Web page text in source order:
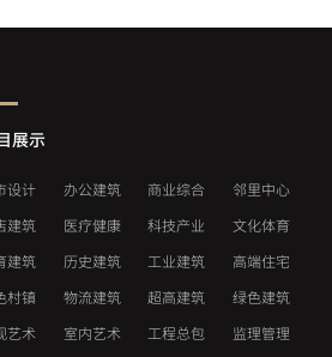
展示
设计 办公建筑 商业综合
邻里中心
建筑
医疗健康 科技产业
文化体育
建筑
历史建筑 工业建筑
高端住宅
村镇
物流建筑 超高建筑
绿色建筑
艺术
室内艺术 工程总包
监理管理